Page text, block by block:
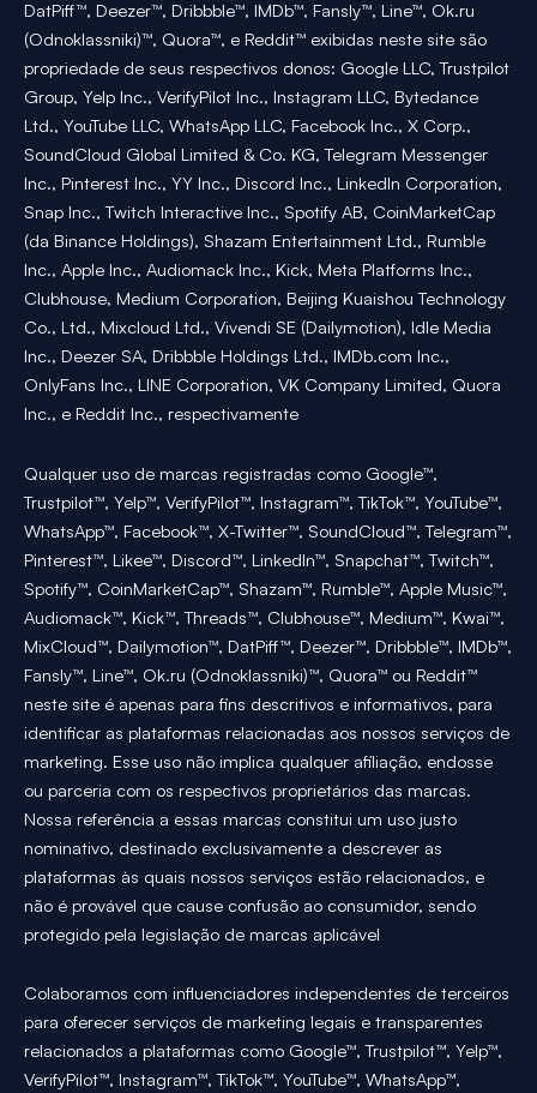
DatPiff™, Deezer™, Dribbble™, IMDb™, Fansly™, Line™, Ok.ru
(Odnoklassniki)™, Quora™, e Reddit™ exibidas neste site são
propriedade de seus respectivos donos: Google LLC, Trustpilot
Group, Yelp Inc., VerifyPilot Inc., Instagram LLC, Bytedance
Ltd., YouTube LLC, WhatsApp LLC, Facebook Inc., X Corp.,
SoundCloud Global Limited & Co. KG, Telegram Messenger
Inc., Pinterest Inc., YY Inc., Discord Inc., LinkedIn Corporation,
Snap Inc., Twitch Interactive Inc., Spotify AB, CoinMarketCap
(da Binance Holdings), Shazam Entertainment Ltd., Rumble
Inc., Apple Inc., Audiomack Inc., Kick, Meta Platforms Inc.,
Clubhouse, Medium Corporation, Beijing Kuaishou Technology
Co., Ltd., Mixcloud Ltd., Vivendi SE (Dailymotion), Idle Media
Inc., Deezer SA, Dribbble Holdings Ltd., IMDb.com Inc.,
OnlyFans Inc., LINE Corporation, VK Company Limited, Quora
Inc., e Reddit Inc., respectivamente
Qualquer uso de marcas registradas como Google™,
Trustpilot™, Yelp™, VerifyPilot™, Instagram™, TikTok™, YouTube™,
WhatsApp™, Facebook™, X-Twitter™, SoundCloud™, Telegram™,
Pinterest™, Likee™, Discord™, LinkedIn™, Snapchat™, Twitch™,
Spotify™, CoinMarketCap™, Shazam™, Rumble™, Apple Music™,
Audiomack™, Kick™, Threads™, Clubhouse™, Medium™, Kwai™,
MixCloud™, Dailymotion™, DatPiff™, Deezer™, Dribbble™, IMDb™,
Fansly™, Line™, Ok.ru (Odnoklassniki)™, Quora™ ou Reddit™
neste site é apenas para fins descritivos e informativos, para
identificar as plataformas relacionadas aos nossos serviços de
marketing. Esse uso não implica qualquer afiliação, endosse
ou parceria com os respectivos proprietários das marcas.
Nossa referência a essas marcas constitui um uso justo
nominativo, destinado exclusivamente a descrever as
plataformas às quais nossos serviços estão relacionados, e
não é provável que cause confusão ao consumidor, sendo
protegido pela legislação de marcas aplicável
Colaboramos com influenciadores independentes de terceiros
para oferecer serviços de marketing legais e transparentes
relacionados a plataformas como Google™, Trustpilot™, Yelp™,
VerifyPilot™, Instagram™, TikTok™, YouTube™, WhatsApp™,